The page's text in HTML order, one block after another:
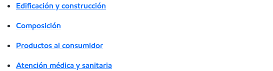
Edificación y construcción
Composición
Productos al consumidor
Atención médica y sanitaria